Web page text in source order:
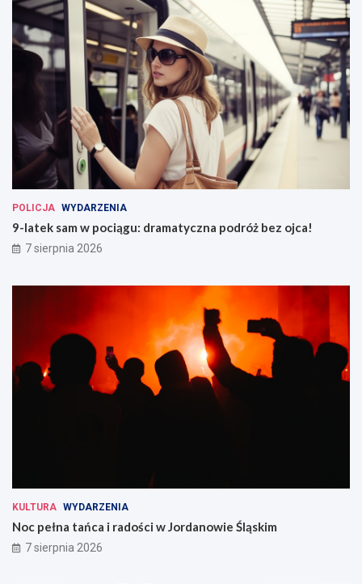
POLICJA WYDARZENIA
9-latek sam w pociągu: dramatyczna podróż bez ojca!
7 sierpnia 2026
KULTURA WYDARZENIA
Noc pełna tańca i radości w Jordanowie Śląskim
7 sierpnia 2026